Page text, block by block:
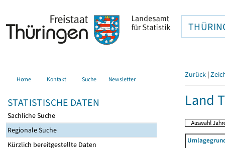
Home Kontakt Suche Newsletter
STATISTISCHE DATEN
Sachliche Suche
Regionale Suche
Kürzlich bereitgestellte Daten
Zurück |
Land